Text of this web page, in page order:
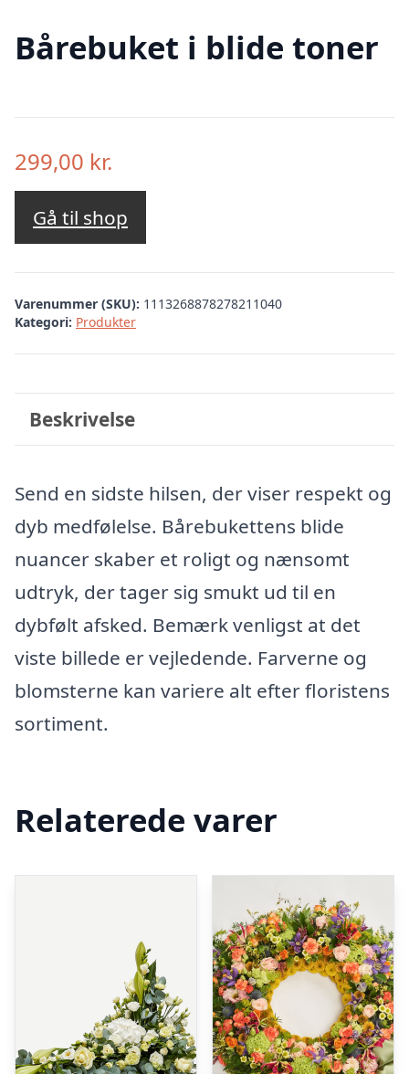
Bårebuket i blide toner
299,00 kr.
Gå til shop
Varenummer (SKU): 1113268878278211040
Kategori: Produkter
Beskrivelse
Send en sidste hilsen, der viser respekt og
dyb medfølelse. Bårebukettens blide
nuancer skaber et roligt og nænsomt
udtryk, der tager sig smukt ud til en
dybfølt afsked. Bemærk venligst at det
viste billede er vejledende. Farverne og
blomsterne kan variere alt efter floristens
sortiment.
Relaterede varer